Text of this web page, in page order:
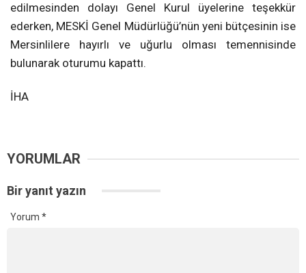
edilmesinden dolayı Genel Kurul üyelerine teşekkür
ederken, MESKİ Genel Müdürlüğü’nün yeni bütçesinin ise
Mersinlilere hayırlı ve uğurlu olması temennisinde
bulunarak oturumu kapattı.
İHA
YORUMLAR
Bir yanıt yazın
Yorum *